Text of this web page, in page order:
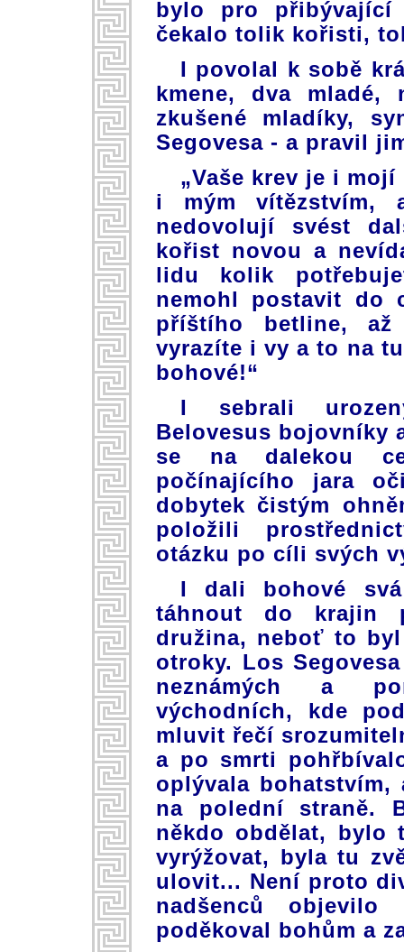
bylo pro
čekalo tolik kořisti,
I povolal k sobě
kmene, dva mladé,
zkušené mladíky,
Segovesa - a pravil
„Vaše krev je i
i mým vítězstvím,
nedovolují svést
kořist novou a
lidu kolik
nemohl postavit do
příštího betline,
vyrazíte i vy a to na
bohové!“
I sebrali
Belovesus bojovníky
se na dalekou
počínajícího jara
dobytek čistým
položili
otázku po cíli svých
I dali bohové
táhnout do krajin
družina, neboť to
otroky. Los
neznámých a
východních, kde
mluvit řečí
a po smrti
oplývala bohatstvím,
na polední straně.
někdo obdělat, bylo
vyrýžovat, byla tu
ulovit... Není proto
nadšenců objevilo
poděkoval bohům a